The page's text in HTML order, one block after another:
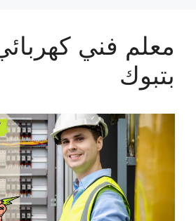
معلم فني
بتبوك